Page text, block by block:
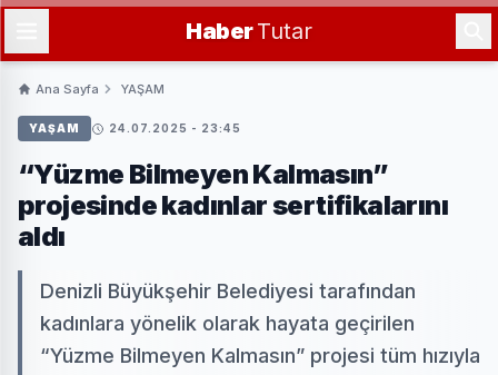
HaberTutar
Ana Sayfa YAŞAM
YAŞAM 24.07.2025 - 23:45
“Yüzme Bilmeyen Kalmasın”
projesinde kadınlar sertifikalarını
aldı
Denizli Büyükşehir Belediyesi tarafından
kadınlara yönelik olarak hayata geçirilen
“Yüzme Bilmeyen Kalmasın” projesi tüm hızıyla